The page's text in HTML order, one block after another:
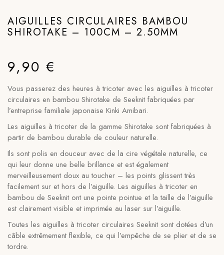
AIGUILLES CIRCULAIRES BAMBOU
SHIROTAKE – 100CM – 2.50MM
9,90 €
Vous passerez des heures à tricoter avec les aiguilles à tricoter
circulaires en bambou Shirotake de Seeknit fabriquées par
l’entreprise familiale japonaise Kinki Amibari.
Les aiguilles à tricoter de la gamme Shirotake sont fabriquées à
partir de bambou durable de couleur naturelle.
Ils sont polis en douceur avec de la cire végétale naturelle, ce
qui leur donne une belle brillance et est également
merveilleusement doux au toucher – les points glissent très
facilement sur et hors de l’aiguille. Les aiguilles à tricoter en
bambou de Seeknit ont une pointe pointue et la taille de l’aiguille
est clairement visible et imprimée au laser sur l’aiguille.
Toutes les aiguilles à tricoter circulaires Seeknit sont dotées d’un
câble extrêmement flexible, ce qui l’empêche de se plier et de se
tordre.